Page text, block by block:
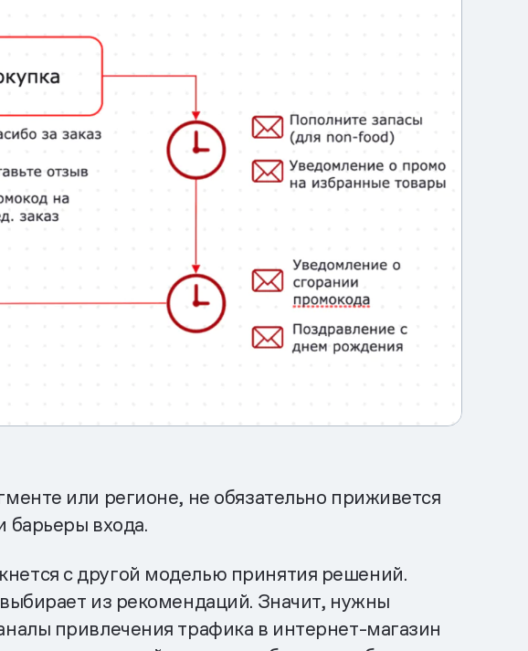
или регионе, не обязательно приживется
барьеры входа.
с другой моделью принятия решений.
из рекомендаций. Значит, нужны
привлечения трафика в интернет-магазин